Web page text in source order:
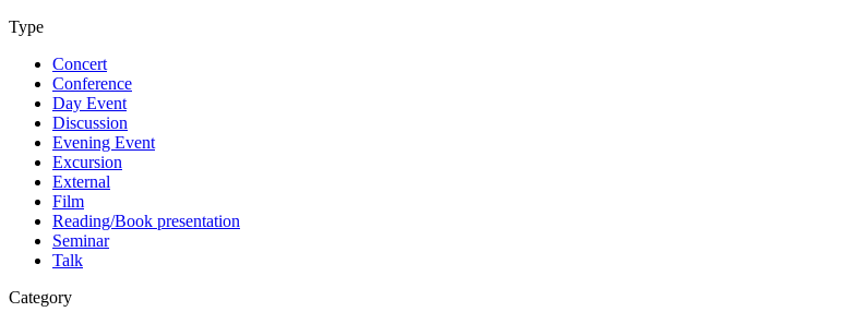
Type
Concert
Conference
Day Event
Discussion
Evening Event
Excursion
External
Film
Reading/Book presentation
Seminar
Talk
Category